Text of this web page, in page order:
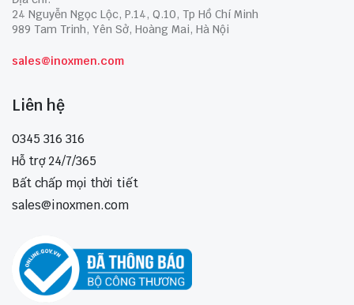
24 Nguyễn Ngọc Lộc, P.14, Q.10, Tp Hồ Chí Minh
989 Tam Trinh, Yên Sở, Hoàng Mai, Hà Nội
sales@inoxmen.com
Liên hệ
0345 316 316
Hỗ trợ 24/7/365
Bất chấp mọi thời tiết
sales@inoxmen.com